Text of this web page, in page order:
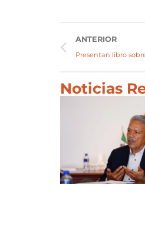
ANTERIOR
Presentan libro
Noticias